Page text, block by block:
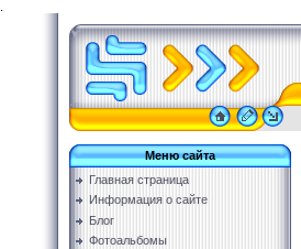
Меню сайта
Главная страница
Информация о сайте
Блог
Фотоальбомы